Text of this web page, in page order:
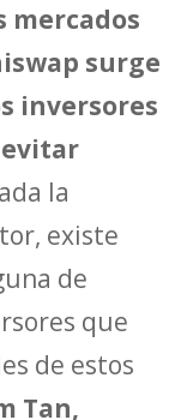
mercados
surge
inversores
la
existe
de
que
de estos
Tan,